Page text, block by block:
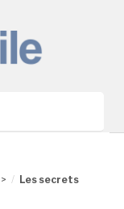
>
Les secrets